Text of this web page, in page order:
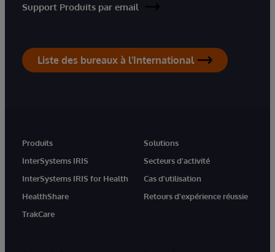
Support Produits par email
Liste des bureaux à l'International
Produits
InterSystems IRIS
InterSystems IRIS for Health
HealthShare
TrakCare
Solutions
Secteurs d'activité
Cas d'utilisation
Retours d'expérience réussie